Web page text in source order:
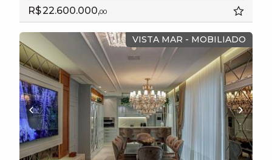
R$ 22.600.000,00
VISTA MAR - MOBILIADO